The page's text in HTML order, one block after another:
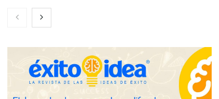
Nicols presenta seis modelos de anillos de compromiso para el
eclipse solar del 12 de agosto
Zoomex mejora su Strategy Center con herramientas
avanzadas para trading estratégico
COMPALISS de LYSOTRIC: cuando un solo producto multiplica